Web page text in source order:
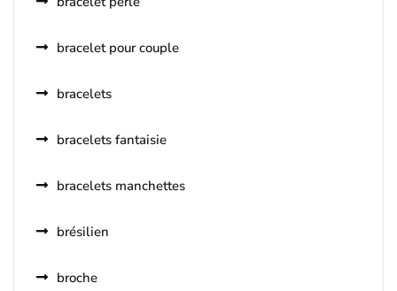
bracelet pour couple
bracelets
bracelets fantaisie
bracelets manchettes
brésilien
broche